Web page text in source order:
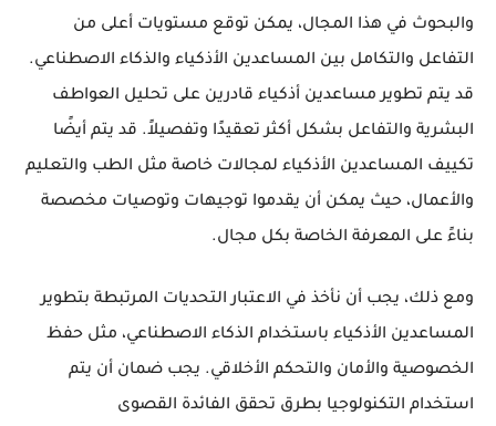
والبحوث في هذا المجال، يمكن توقع مستويات أعلى من
التفاعل والتكامل بين المساعدين الأذكياء والذكاء الاصطناعي.
قد يتم تطوير مساعدين أذكياء قادرين على تحليل العواطف
البشرية والتفاعل بشكل أكثر تعقيدًا وتفصيلاً. قد يتم أيضًا
تكييف المساعدين الأذكياء لمجالات خاصة مثل الطب والتعليم
والأعمال، حيث يمكن أن يقدموا توجيهات وتوصيات مخصصة
بناءً على المعرفة الخاصة بكل مجال.
ومع ذلك، يجب أن نأخذ في الاعتبار التحديات المرتبطة بتطوير
المساعدين الأذكياء باستخدام الذكاء الاصطناعي، مثل حفظ
الخصوصية والأمان والتحكم الأخلاقي. يجب ضمان أن يتم
استخدام التكنولوجيا بطرق تحقق الفائدة القصوى